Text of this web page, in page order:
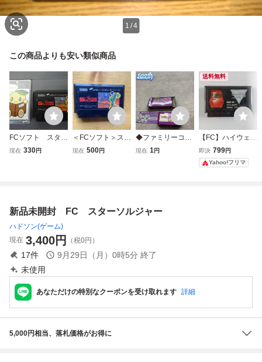
1 /4
この商品よりも安い類似商品
FCソフト スタ
ー ソルジャー
現在 330円
＜FCソフト＞スタ
ー・ソルジャー
現在 500円
◆ファミリーコン
ピューター/ファミ
現在 1円
送料無料
【FC】ハイウェイ
スター ファミコン
動作確認済み
即決 799円
Yahoo!フリマ
新品未開封 FC スターソルジャー
ハドソン(ゲーム)
現在 3,400円 （税0円）
17件 9月29日（月）0時5分 終了
未使用
あなただけの特別なクーポンを受け取れます 詳細
5,000円相当、落札価格がお得に